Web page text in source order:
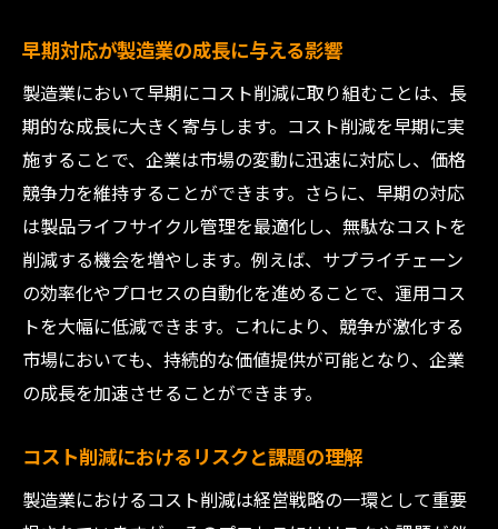
製造業におけるエネルギー効率の向上法
再生可能エネルギーの活用によるコスト削
減
エネルギーマネジメントシステムの導入効
果
エネルギーコスト最適化の成功事例
エネルギー管理でコストパフォーマンスを
向上
スマートテクノロジー導入で製造業が得られる
メリット
IoT技術を活用した製造プロセスの効率化
スマートファクトリー化による競争力の強
早期対応が製造業の成長に与える影響
製造業において早期にコスト削減に取り組むことは、長
期的な成長に大きく寄与します。コスト削減を早期に実
施することで、企業は市場の変動に迅速に対応し、価格
競争力を維持することができます。さらに、早期の対応
は製品ライフサイクル管理を最適化し、無駄なコストを
削減する機会を増やします。例えば、サプライチェーン
の効率化やプロセスの自動化を進めることで、運用コス
トを大幅に低減できます。これにより、競争が激化する
市場においても、持続的な価値提供が可能となり、企業
の成長を加速させることができます。
コスト削減におけるリスクと課題の理解
製造業におけるコスト削減は経営戦略の一環として重要